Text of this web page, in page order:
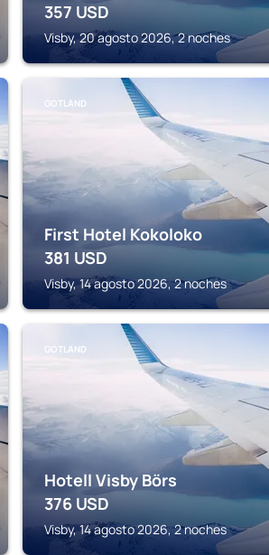
357 USD
Visby, 20 agosto 2026, 2 noches
GOTLAND
First Hotel Kokoloko
381 USD
Visby, 14 agosto 2026, 2 noches
GOTLAND
Hotell Visby Börs
376 USD
Visby, 14 agosto 2026, 2 noches